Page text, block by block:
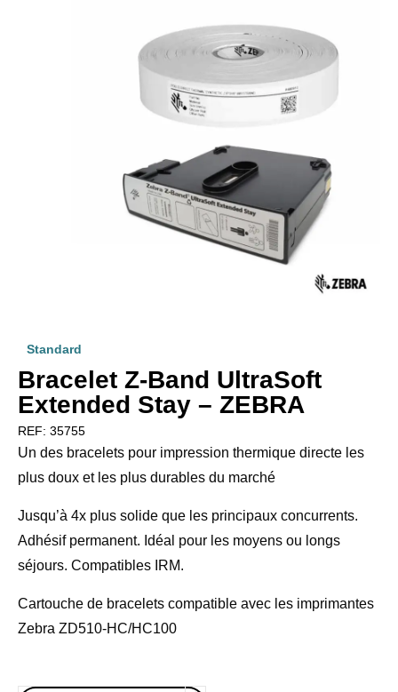
Standard
Bracelet Z-Band UltraSoft
Extended Stay – ZEBRA
REF: 35755
Un des bracelets pour impression thermique directe les
plus doux et les plus durables du marché
Jusqu’à 4x plus solide que les principaux concurrents.
Adhésif permanent. Idéal pour les moyens ou longs
séjours. Compatibles IRM.
Cartouche de bracelets compatible avec les imprimantes
Zebra ZD510-HC/HC100